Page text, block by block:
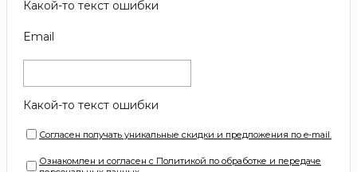
Какой-то текст ошибки
Email
Какой-то текст ошибки
Согласен получать уникальные скидки и предложения по e-mail.
Ознакомлен и согласен с Политикой по обработке и передаче